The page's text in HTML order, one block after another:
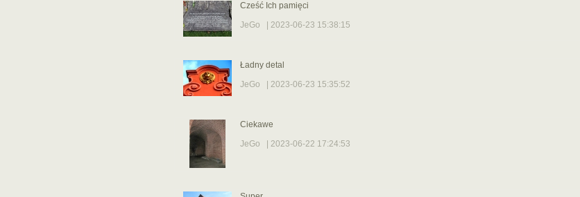
Cześć Ich pamięci
JeGo | 2023-06-23 15:38:15
Ładny detal
JeGo | 2023-06-23 15:35:52
Ciekawe
JeGo | 2023-06-22 17:24:53